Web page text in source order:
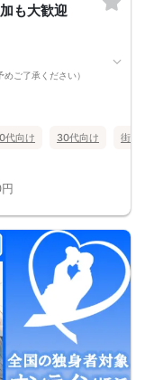
も大歓迎
ご了承ください）
す。
い）
楽しみましょう。
さい。
な格好でおこしになら
のお申し込みからに
や開催判断人数を下
承ください。
などで当日の参加人
代向け 30代向け 街コ